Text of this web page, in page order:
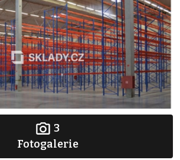
3
Fotogalerie